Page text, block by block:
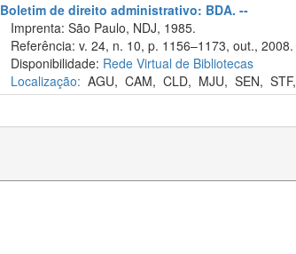
Boletim de direito administrativo: BDA. --
Imprenta: São Paulo, NDJ, 1985.
Referência: v. 24, n. 10, p. 1156–1173, out., 2008.
Disponibilidade: Rede Virtual de Bibliotecas
Localização: AGU, CAM, CLD, MJU, SEN, STF,